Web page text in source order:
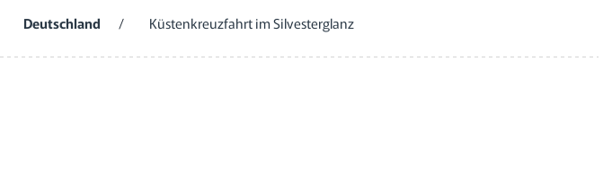
Deutschland / Küstenkreuzfahrt im Silvesterglanz